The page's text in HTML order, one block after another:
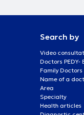
Search by
Video
Doctors PEDY-
Family Doctors
Name of a
Area
Specialty
Health articles